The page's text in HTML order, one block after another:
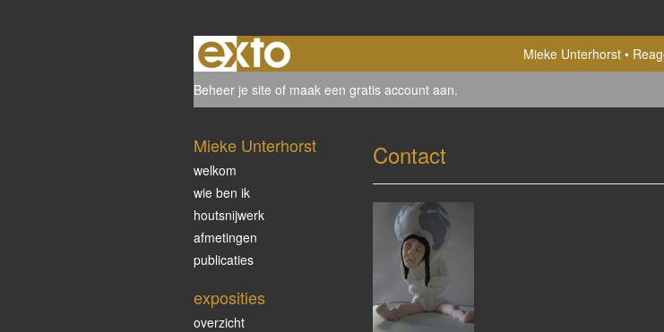
Mieke Unterhorst
Beheer je site of maak een gratis account aan.
Contact
Mieke Unterhorst
welkom
wie ben ik
houtsnijwerk
afmetingen
publicaties
exposities
overzicht